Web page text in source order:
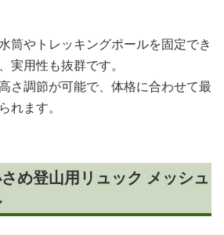
筒やトレッキングポールを固定でき
実用性も抜群です。
さ調節が可能で、体格に合わせて最
れます。
め登山用リュック メッシュ